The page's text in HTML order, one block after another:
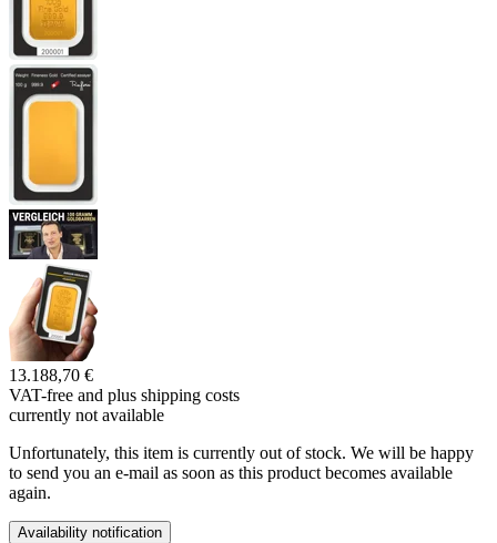
13.188,70 €
VAT-free and plus shipping costs
currently not available
Unfortunately, this item is currently out of stock. We will be happy
to send you an e-mail as soon as this product becomes available
again.
Availability notification